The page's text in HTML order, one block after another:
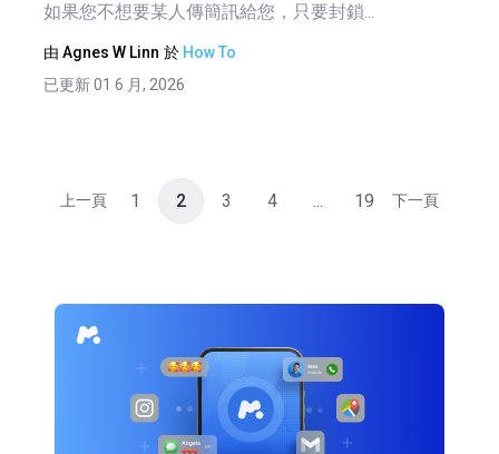
如果您不想要某人傳簡訊給您，只要封鎖...
由 Agnes W Linn 於 How To
已更新 01 6 月, 2026
上一頁 1 2 3 4 ... 19 下一頁